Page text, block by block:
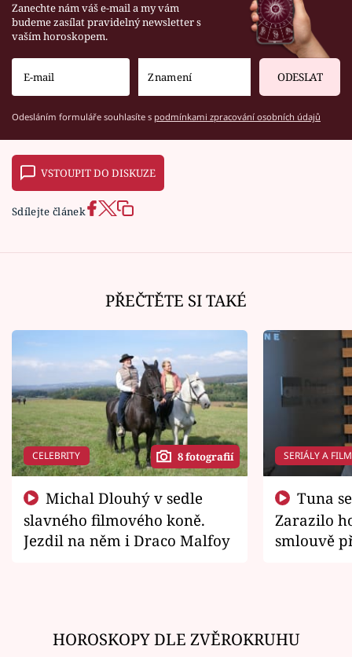
Zanechte nám váš e-mail a my vám
budeme zasílat pravidelný newsletter s
vaším horoskopem.
ODESLAT
Odesláním formuláře souhlasíte s podmínkami zpracování osobních údajů
VSTOUPIT DO DISKUZE
Sdílejte článek
PŘEČTĚTE SI TAKÉ
CELEBRITY 8 fotografií
slavného filmového koně.
Jezdil na něm i Draco Malfoy
SERIÁLY A
Zarazilo
smlouvě
HOROSKOPY DLE ZVĚROKRUHU